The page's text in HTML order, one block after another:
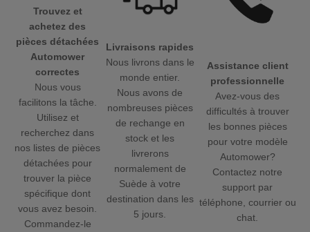
Trouvez et
achetez des
pièces détachées
Automower
correctes
Nous vous
facilitons la tâche.
Utilisez et
recherchez dans
nos listes de pièces
détachées pour
trouver la pièce
spécifique dont
vous avez besoin.
Commandez-le
Livraisons rapides
Nous livrons dans le
monde entier.
Nous avons de
nombreuses pièces
de rechange en
stock et les
livrerons
normalement de
Suède à votre
destination dans les
5 jours.
Assistance client
professionnelle
Avez-vous des
difficultés à trouver
les bonnes pièces
pour votre modèle
Automower?
Contactez notre
support par
téléphone, courrier ou
chat.